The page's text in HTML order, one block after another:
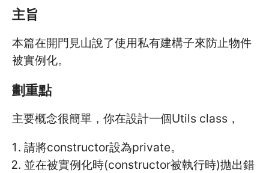
主旨
本篇在開門見山說了使用私有建構子來防止物件
被實例化。
劃重點
主要概念很簡單，你在設計一個Utils class，
請將constructor設為private。
並在被實例化時(constructor被執行時)拋出錯